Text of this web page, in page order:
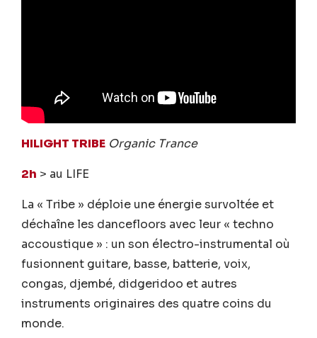
HILIGHT TRIBE Organic Trance
2h > au LIFE
La « Tribe » déploie une énergie survoltée et
déchaîne les dancefloors avec leur « techno
accoustique » : un son électro-instrumental où
fusionnent guitare, basse, batterie, voix,
congas, djembé, didgeridoo et autres
instruments originaires des quatre coins du
monde.